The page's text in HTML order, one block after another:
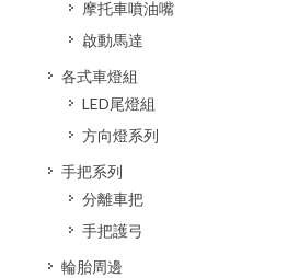
摩托車噴油嘴
啟動馬達
各式車燈組
LED尾燈組
方向燈系列
手把系列
分離車把
手把護弓
輪胎周邊